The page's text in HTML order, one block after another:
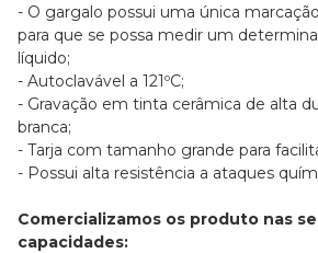
- O gargalo possui uma única
para que se possa medir um
líquido;
- Autoclavável a 121ºC;
- Gravação em tinta cerâmica de alta
branca;
- Tarja com tamanho grande para
- Possui alta resistência a ataques
Comercializamos os produto nas
capacidades: